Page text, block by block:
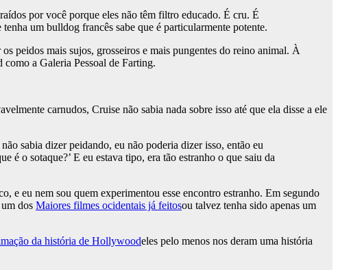
por você porque eles não têm filtro educado. É cru. É
um bulldog francês sabe que é particularmente potente.
peidos mais sujos, grosseiros e mais pungentes do reino animal. À
a Galeria Pessoal de Farting.
carnudos, Cruise não sabia nada sobre isso até que ela disse a ele
sabia dizer peidando, eu não poderia dizer isso, então eu
é o sotaque?’ E eu estava tipo, era tão estranho o que saiu da
e eu nem sou quem experimentou esse encontro estranho. Em segundo
dos Maiores filmes ocidentais já feitosou talvez tenha sido apenas um
da história de Hollywoodeles pelo menos nos deram uma história